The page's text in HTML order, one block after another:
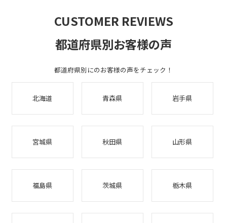
CUSTOMER REVIEWS
都道府県別お客様の声
都道府県別にのお客様の声をチェック！
北海道 青森県 岩手県
宮城県 秋田県 山形県
福島県 茨城県 栃木県